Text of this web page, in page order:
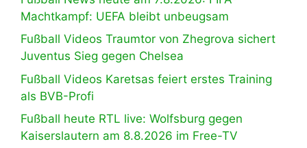
Machtkampf: UEFA bleibt unbeugsam
Fußball Videos Traumtor von Zhegrova sichert
Juventus Sieg gegen Chelsea
Fußball Videos Karetsas feiert erstes Training
als BVB-Profi
Fußball heute RTL live: Wolfsburg gegen
Kaiserslautern am 8.8.2026 im Free-TV